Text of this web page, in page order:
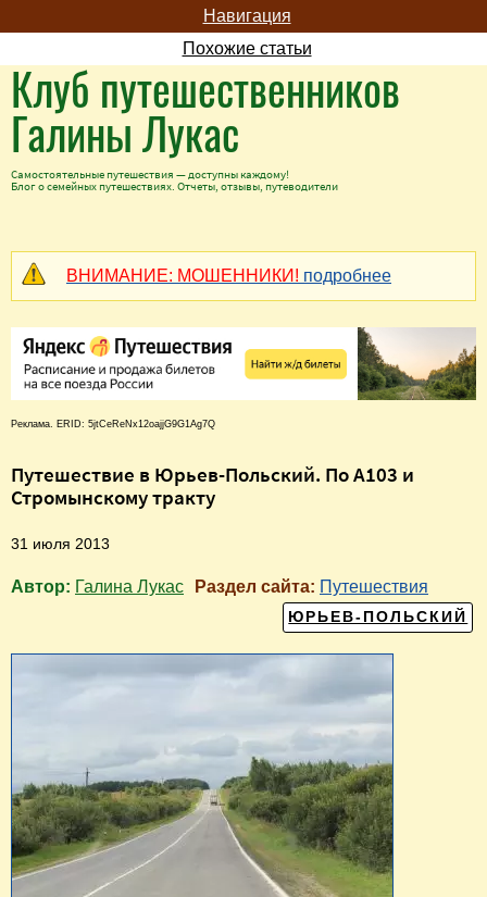
Навигация
Похожие статьи
Клуб путешественников
Галины Лукас
Самостоятельные путешествия — доступны каждому!
Блог о семейных путешествиях. Отчеты, отзывы, путеводители
ВНИМАНИЕ: МОШЕННИКИ! подробнее
Реклама. ERID: 5jtCeReNx12oajjG9G1Ag7Q
Путешествие в Юрьев-Польский. По А103 и
Стромынскому тракту
31 июля 2013
Автор: Галина Лукас Раздел сайта: Путешествия
ЮРЬЕВ-ПОЛЬСКИЙ